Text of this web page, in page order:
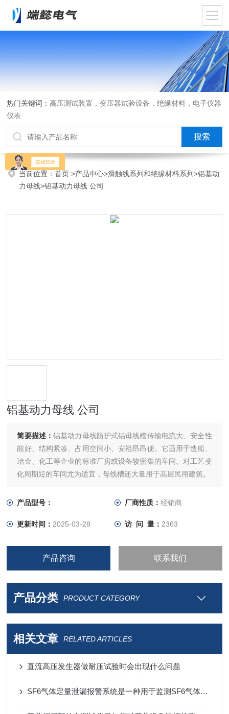
热门关键词： 高压测试装置，变压器试验设备，绝缘材料，电子仪器
仪表
当前位置：首页>产品中心>滑触线系列和绝缘材料系列>铝基动
力母线>铝基动力母线 公司
铝基动力母线 公司
简要描述：铝基动力母线防护式铝母线槽传输电流大、安全性
能好、结构紧凑、占用空间小、安祖昂昂便。它适用于造船、
冶金、化工等企业的标准厂房或设备较密集的车间。对工艺变
化周期短的车间尤为适宜，母线槽还大量用于高层民用建筑。
产品型号： 厂商性质： 经销商
更新时间： 2025-03-28 访 问 量： 2363
产品咨询 联系我们
产品分类 PRODUCT CATEGORY
相关文章 RELATED ARTICLES
直流高压发生器做耐压试验时会出现什么问题
SF6气体定量泄漏报警系统是一种用于监测SF6气体泄漏的设备